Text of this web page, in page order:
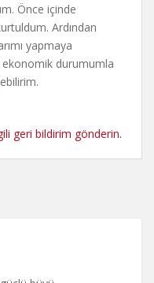
Önce içinde
Ardından
yapmaya
ekonomik durumumla
geri bildirim gönderin.